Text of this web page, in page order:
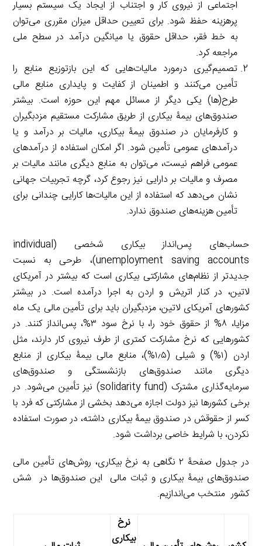
اجتماعی از نیروی کار و اجتناب از ایجاد یک سیستم بسیار
پرهزینه حفظ شود. برای تعیین حداقل میزان مقرری می‌توان
به خط فقر، حداقل حقوق یا میانگین درآمد در سطح ملی
مراجعه کرد.
تصمیم‌گیری درمورد مالیات‌هایی که این بازتوزیع منابع را
تأمین می‌کنند و اطمینان از کفایت و پایداری منابع مالی
طرح‌(ها) یکی دیگر از مسائل مهم این حوزه است. بیشتر
صندوق‌های بیمۀ بیکاری از طریق مشارکت مستقیم مزدبگیران
و کارفرمایان در صندوق بیمۀ بیکاری، مالیات‌ بر درآمد و یا
درآمدهای عمومی تأمین شود. اگر امکان استفاده از درآمدهای
عمومی فراهم نیست، می‌توان به منابع دیگری مانند مالیات بر
مصرف و مالیات بر دارایی نیز رجوع کرد، گرچه تجربیات جهانی
نشان می‌دهد که استفاده از این مالیات‌ها کارایی چندانی برای
تأمین هزینه‌های صندوق ندارد.
حساب‌های پس‌انداز بیکاری شخصی (individual
unemployment saving accounts)، طرحی به نسبت
جدیدتر از نظام‌های مشارکتی بیکاری است که بیشتر در آمریکای
لاتین، در کنار اتریش و اردن به اجرا درآمده است. در بیشتر
کشورهای آمریکای لاتین، مزدبگیران باید برای تأمین مالی یک ماه
مزایا، ۸% از حقوق خود را، با نرخ سود ۳%، پس‌انداز کنند. در
کشورهایی که نرخ مشارکت کمتری از طرف نیروی کار دارند، مثل
اردن (۱%) و شیلی (۱٫۵%)، منابع مالی بیمۀ بیکاری از منابع
دیگری مانند صندوق‌های بازنشستگی و صندوق‌های
سرمایه‌گذاری مشترک (solidarity fund) نیز تأمین می‌شود. در
برخی کشورها نیز دولت اجازه می‌دهد بخشی از مشارکتی که فرد با
کسر از حقوقش در صندوق بیمۀ بیکاری داشته، در صورت استفاده
نکردن، با شرایط خاصی برداشت شود.
در جدول صفحۀ ۲ نگاهی به نرخ بیکاری، روش‌های تأمین مالی
صندوق‌های بیمۀ بیکاری و ثبات مالی این صندوق‌ها در شش
کشور منتخب می‌اندازیم.
نرخ
بیکاری